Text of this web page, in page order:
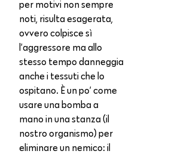
per motivi non sempre
noti, risulta esagerata,
ovvero colpisce sì
l’aggressore ma allo
stesso tempo danneggia
anche i tessuti che lo
ospitano. È un po’ come
usare una bomba a
mano in una stanza (il
nostro organismo) per
eliminare un nemico: il